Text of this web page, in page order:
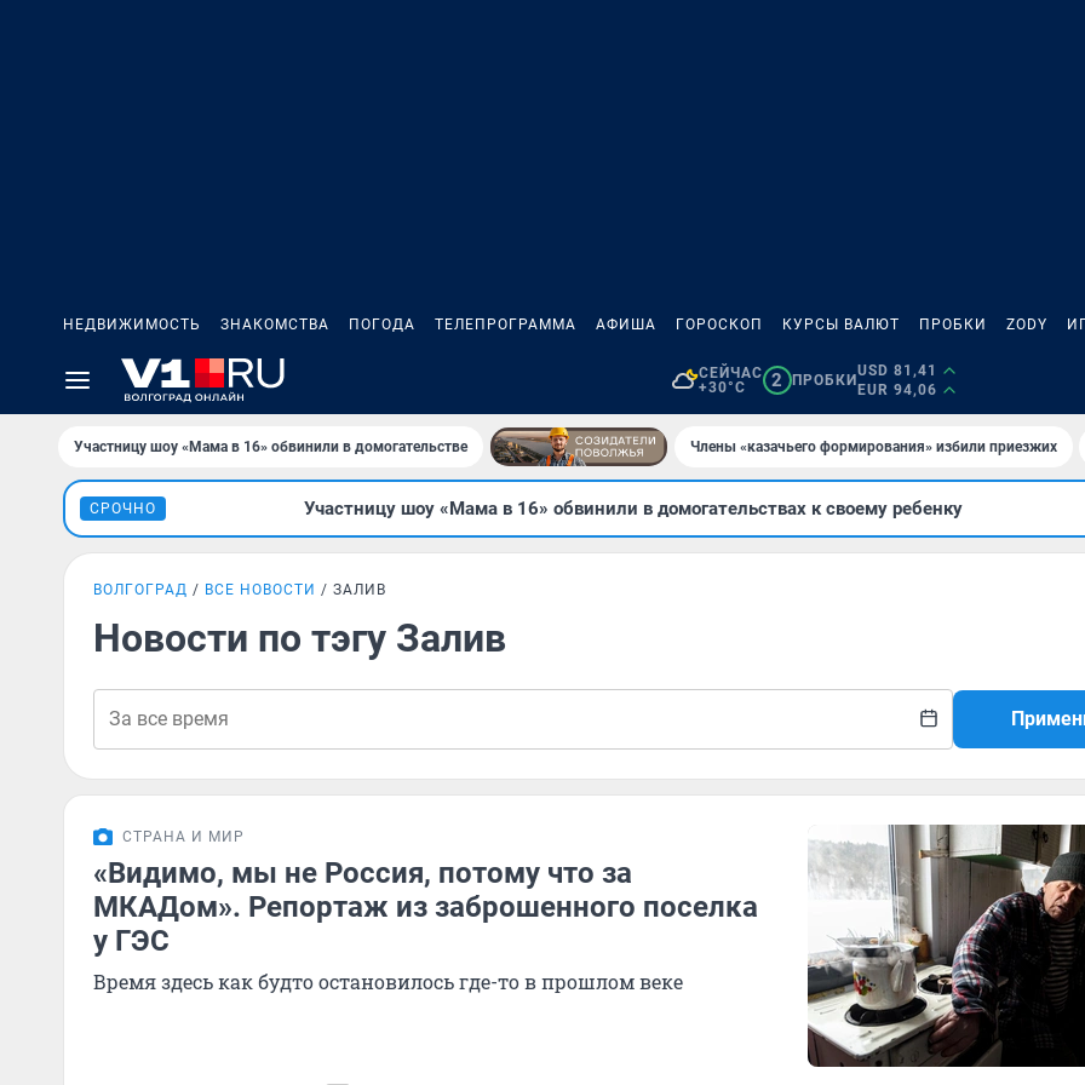
НЕДВИЖИМОСТЬ ЗНАКОМСТВА ПОГОДА ТЕЛЕПРОГРАММА АФИША ГОРОСКОП КУРСЫ ВАЛЮТ ПРОБКИ ZODY
СЕЙЧАС
+30°C
2 ПРОБКИ
USD 81,41
EUR 94,06
Участницу шоу «Мама в 16» обвинили в домогательстве Члены «казачьего формирования» избили приезжих
СРОЧНО Участницу шоу «Мама в 16» обвинили в домогательствах к своему ребенку
ВОЛГОГРАД ВСЕ НОВОСТИ ЗАЛИВ
Новости по тэгу Залив
СТРАНА И МИР
«Видимо, мы не Россия, потому что за
МКАДом». Репортаж из заброшенного поселка
у ГЭС
Время здесь как будто остановилось где-то в прошлом веке